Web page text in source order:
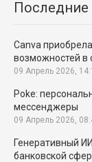
Последние
Canva
возможностей в
09 Апрель 2026,
Poke:
мессенджеры
09 Апрель 2026,
Генеративный
банковской